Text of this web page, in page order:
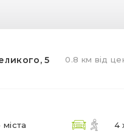
5 0.8 км від
4